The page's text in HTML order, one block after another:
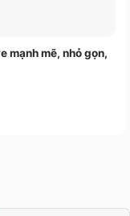
mạnh mẽ, nhỏ gọn,